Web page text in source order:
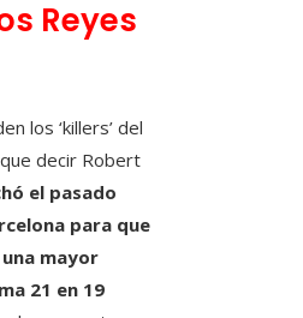
Reyes
los ‘killers’ del
decir Robert
el pasado
para que
mayor
21 en 19